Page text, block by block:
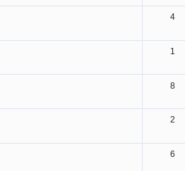
4
1
8
2
6